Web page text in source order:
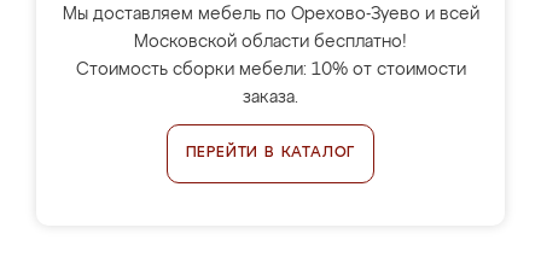
Мы доставляем мебель по Орехово-Зуево и всей
Московской области бесплатно!
Стоимость сборки мебели: 10% от стоимости
заказа.
ПЕРЕЙТИ В КАТАЛОГ